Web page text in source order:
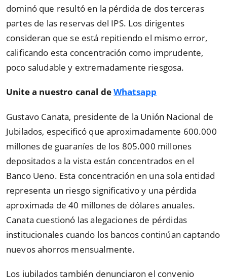
dominó que resultó en la pérdida de dos terceras
partes de las reservas del IPS. Los dirigentes
consideran que se está repitiendo el mismo error,
calificando esta concentración como imprudente,
poco saludable y extremadamente riesgosa.
Unite a nuestro canal deWhatsapp
Gustavo Canata, presidente de la Unión Nacional de
Jubilados, especificó que aproximadamente 600.000
millones de guaraníes de los 805.000 millones
depositados a la vista están concentrados en el
Banco Ueno. Esta concentración en una sola entidad
representa un riesgo significativo y una pérdida
aproximada de 40 millones de dólares anuales.
Canata cuestionó las alegaciones de pérdidas
institucionales cuando los bancos continúan captando
nuevos ahorros mensualmente.
Los jubilados también denunciaron el convenio